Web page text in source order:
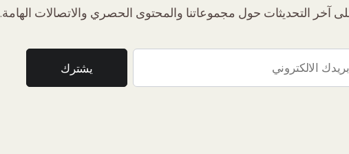
آخر التحديثات حول مجموعاتنا والمحتوى الحصري والاتصالات الهامة.